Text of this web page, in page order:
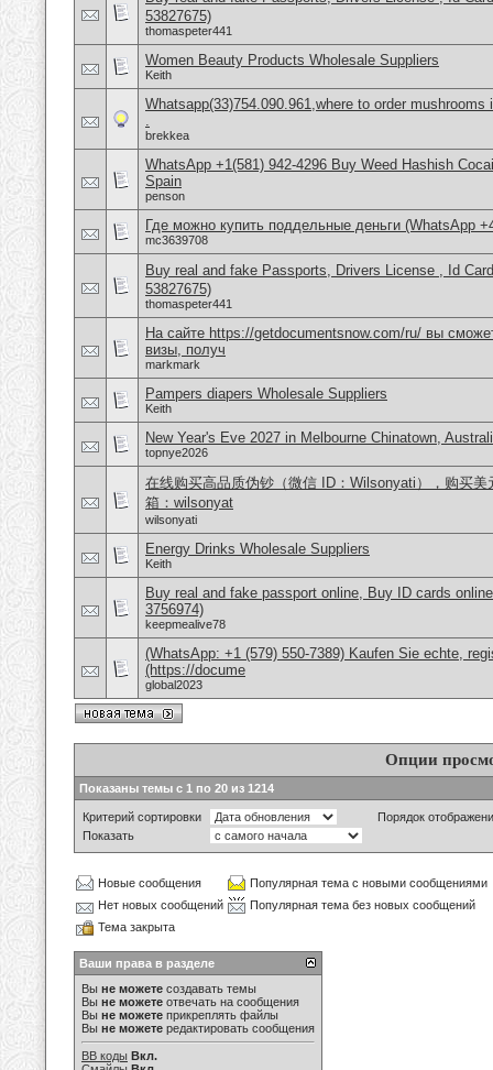
53827675)
thomaspeter441
Women Beauty Products Wholesale Suppliers
Keith
Whatsapp(33)754.090.961,where to order
.
brekkea
WhatsApp +1(581) 942-4296 Buy Weed Hashish
Spain
penson
Где можно купить поддельные деньги (WhatsApp
mc3639708
Buy real and fake Passports, Drivers License , Id
53827675)
thomaspeter441
На сайте https://getdocumentsnow.com/ru/ вы
визы, получ
markmark
Pampers diapers Wholesale Suppliers
Keith
New Year's Eve 2027 in Melbourne Chinatown,
topnye2026
在线购买高品质伪钞（微信 ID：Wilsonyati），购买
箱：wilsonyat
wilsonyati
Energy Drinks Wholesale Suppliers
Keith
Buy real and fake passport online, Buy ID cards
3756974)
keepmealive78
(WhatsApp: +1 (579) 550-7389) Kaufen Sie echte,
(https://docume
global2023
Опции
Показаны темы с 1 по 20 из 1214
Критерий сортировки
Порядок
Показать
Новые сообщения
Популярная тема с новыми сообщениями
Нет новых сообщений
Популярная тема без новых сообщений
Тема закрыта
Ваши права в разделе
Вы не можете создавать темы
Вы не можете отвечать на сообщения
Вы не можете прикреплять файлы
Вы не можете редактировать сообщения
BB коды Вкл.